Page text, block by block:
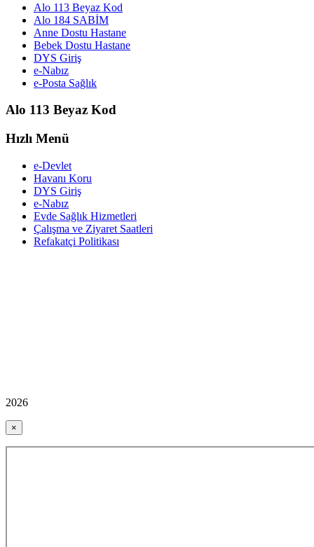
Alo 113 Beyaz Kod
Alo 184 SABİM
Anne Dostu Hastane
Bebek Dostu Hastane
DYS Giriş
e-Nabız
e-Posta Sağlık
Alo 113 Beyaz Kod
Hızlı Menü
e-Devlet
Havanı Koru
DYS Giriş
e-Nabız
Evde Sağlık Hizmetleri
Çalışma ve Ziyaret Saatleri
Refakatçi Politikası
2026
×